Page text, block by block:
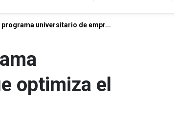
universitario de empr...
optimiza el